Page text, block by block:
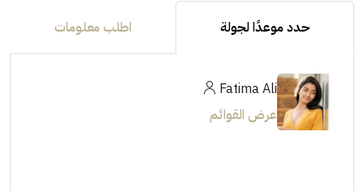
حدد موعدًا لجولة اطلب معلومات
Fatima Ali
عرض القوائم